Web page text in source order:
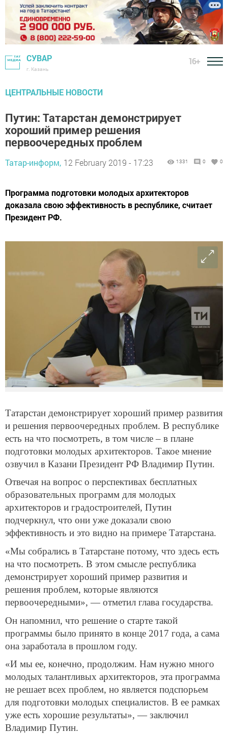
СУВАР
г. Казань
16+
ЦЕНТРАЛЬНЫЕ НОВОСТИ
Путин: Татарстан демонстрирует
хороший пример решения
первоочередных проблем
Татар-информ, 12 February 2019 - 17:23 1331 0 0
Программа подготовки молодых архитекторов
доказала свою эффективность в республике, считает
Президент РФ.
Татарстан демонстрирует хороший пример развития
и решения первоочередных проблем. В республике
есть на что посмотреть, в том числе – в плане
подготовки молодых архитекторов. Такое мнение
озвучил в Казани Президент РФ Владимир Путин.
Отвечая на вопрос о перспективах бесплатных
образовательных программ для молодых
архитекторов и градостроителей, Путин
подчеркнул, что они уже доказали свою
эффективность и это видно на примере Татарстана.
«Мы собрались в Татарстане потому, что здесь есть
на что посмотреть. В этом смысле республика
демонстрирует хороший пример развития и
решения проблем, которые являются
первоочередными», — отметил глава государства.
Он напомнил, что решение о старте такой
программы было принято в конце 2017 года, а сама
она заработала в прошлом году.
«И мы ее, конечно, продолжим. Нам нужно много
молодых талантливых архитекторов, эта программа
не решает всех проблем, но является подспорьем
для подготовки молодых специалистов. В ее рамках
уже есть хорошие результаты», — заключил
Владимир Путин.